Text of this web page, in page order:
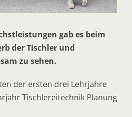
gab es beim
der Tischler und
zu sehen.
der ersten drei Lehrjahre
Tischlereitechnik Planung